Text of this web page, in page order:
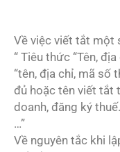
Về việc viết tắt một
“ Tiêu thức “Tên,
“tên, địa chỉ, mã số
đủ hoặc tên viết tắt
doanh, đăng ký thuế.
…”
Về nguyên tắc khi